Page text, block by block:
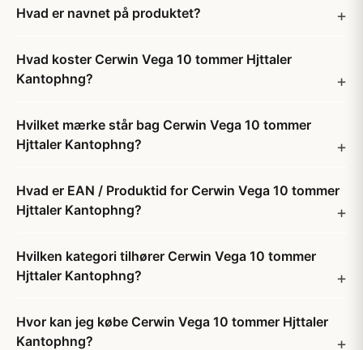
Hvad er navnet på produktet?
Hvad koster Cerwin Vega 10 tommer Hjttaler
Kantophng?
Hvilket mærke står bag Cerwin Vega 10 tommer
Hjttaler Kantophng?
Hvad er EAN / Produktid for Cerwin Vega 10 tommer
Hjttaler Kantophng?
Hvilken kategori tilhører Cerwin Vega 10 tommer
Hjttaler Kantophng?
Hvor kan jeg købe Cerwin Vega 10 tommer Hjttaler
Kantophng?